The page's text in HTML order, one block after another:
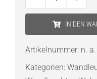
Menge
IN DEN
Artikelnummer: n. a.
Kategorien: